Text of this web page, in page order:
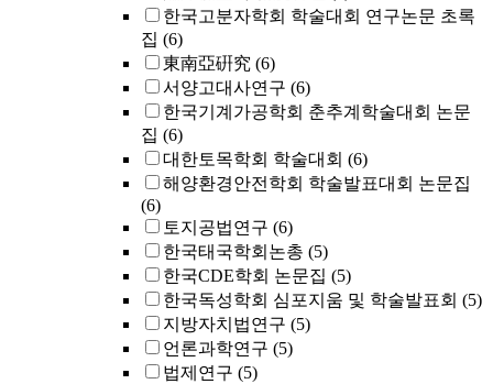
한국고분자학회 학술대회 연구논문 초록
집 (6)
東南亞硏究 (6)
서양고대사연구 (6)
한국기계가공학회 춘추계학술대회 논문
집 (6)
대한토목학회 학술대회 (6)
해양환경안전학회 학술발표대회 논문집
(6)
토지공법연구 (6)
한국태국학회논총 (5)
한국CDE학회 논문집 (5)
한국독성학회 심포지움 및 학술발표회 (5)
지방자치법연구 (5)
언론과학연구 (5)
법제연구 (5)